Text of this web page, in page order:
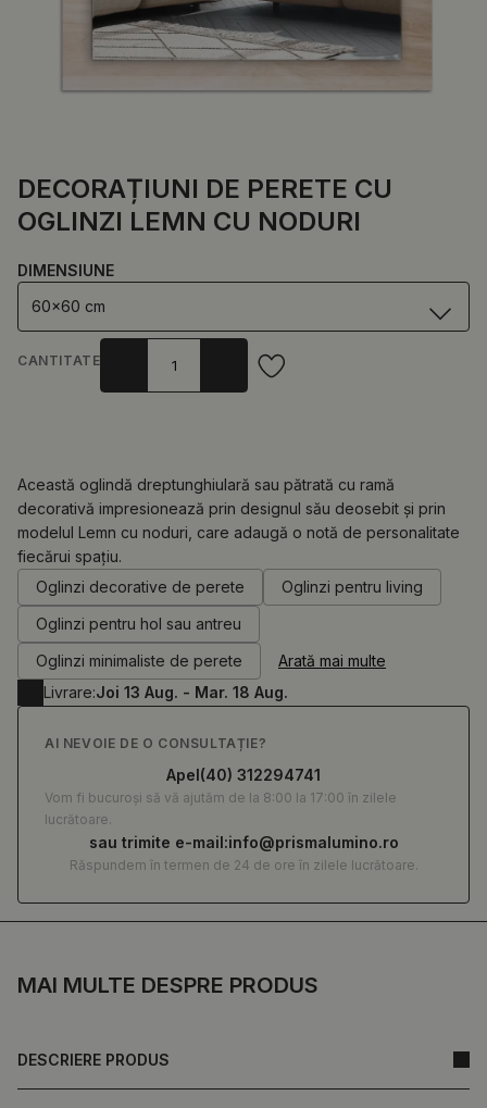
MAI MULTE DESPRE PRODUS
DESCRIERE PRODUS
DECORAȚIUNI DE PERETE CU
OGLINZI LEMN CU NODURI
DIMENSIUNE
60x60 cm
CANTITATE
0.00RON
Această oglindă dreptunghiulară sau pătrată cu ramă
decorativă impresionează prin designul său deosebit și prin
modelul Lemn cu noduri, care adaugă o notă de personalitate
fiecărui spațiu.
Oglinzi decorative de perete
Oglinzi pentru living
Oglinzi pentru hol sau antreu
Oglinzi minimaliste de perete
Arată mai multe
Livrare:Joi 13 Aug. - Mar. 18 Aug.
AI NEVOIE DE O CONSULTAȚIE?
Apel(40) 312294741
Vom fi bucuroși să vă ajutăm de la 8:00 la 17:00 în zilele
lucrătoare.
sau trimite e-mail:info@prismalumino.ro
Răspundem în termen de 24 de ore în zilele lucrătoare.